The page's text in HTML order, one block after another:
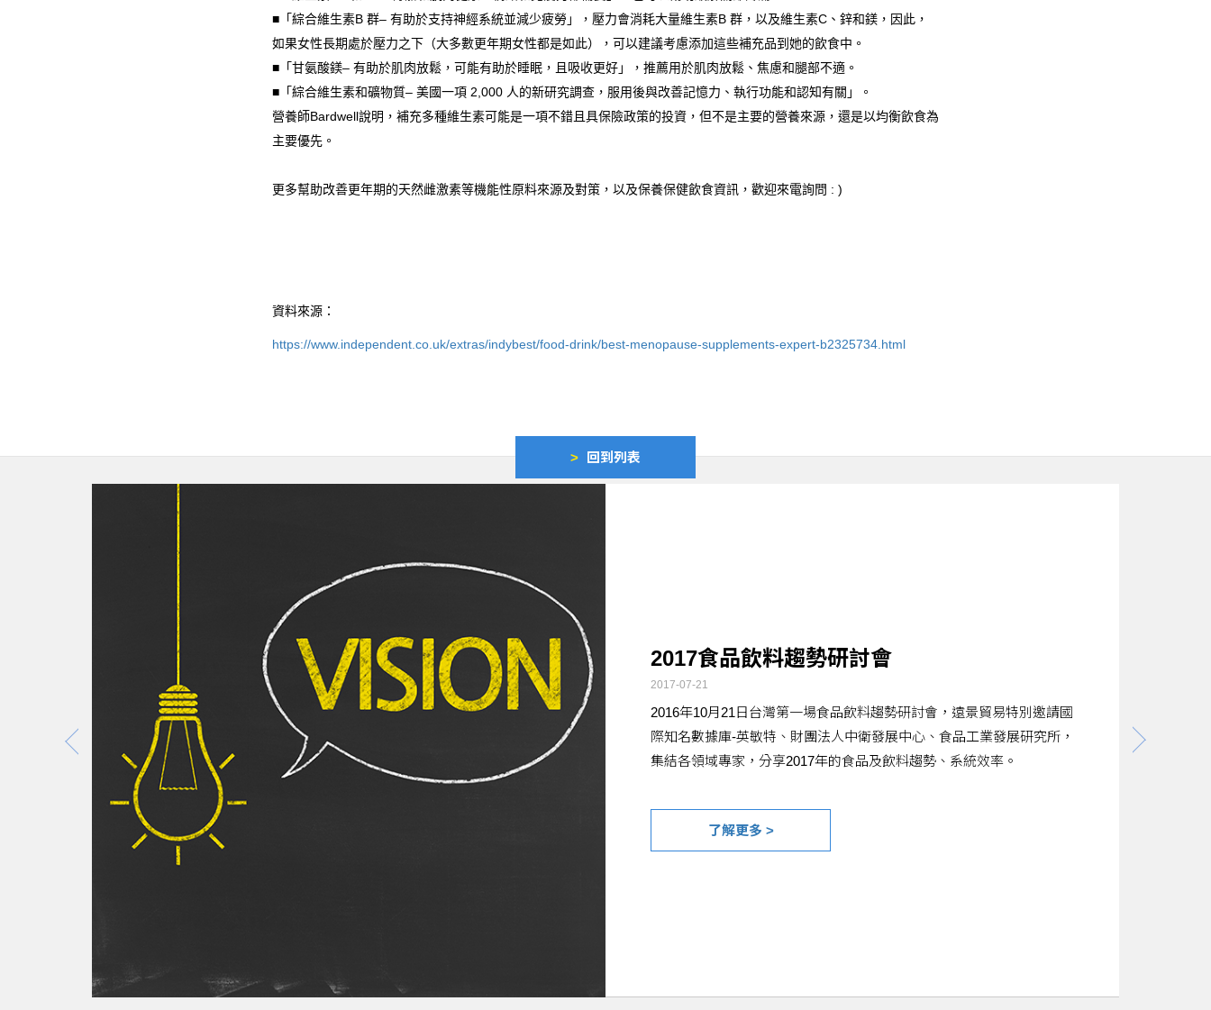
■「綜合維生素B 群– 有助於支持神經系統並減少疲勞」，壓力會消耗大量維生素B 群，以及維生素C、鋅和鎂，因此，
如果女性長期處於壓力之下（大多數更年期女性都是如此），可以建議考慮添加這些補充品到她的飲食中。
■「甘氨酸鎂– 有助於肌肉放鬆，可能有助於睡眠，且吸收更好」，推薦用於肌肉放鬆、焦慮和腿部不適。
■「綜合維生素和礦物質– 美國一項 2,000 人的新研究調查，服用後與改善記憶力、執行功能和認知有關」。
營養師Bardwell說明，補充多種維生素可能是一項不錯且具保險政策的投資，但不是主要的營養來源，還是以均衡飲食為
主要優先。
更多幫助改善更年期的天然雌激素等機能性原料來源及對策，以及保養保健飲食資訊，歡迎來電詢問 : )
資料來源：
https://www.independent.co.uk/extras/indybest/food-drink/best-menopause-supplements-expert-b2325734.html
> 回到列表
2017食品飲料趨勢研討會
2017-07-21
2016年10月21日台灣第一場食品飲料趨勢研討會，遠景貿易特別邀請國
際知名數據庫-英敏特、財團法人中衛發展中心、食品工業發展研究所，
集結各領域專家，分享2017年的食品及飲料趨勢、系統效率。
邁入2019年，各家數據庫平
勢可能會往哪些方向發展呢